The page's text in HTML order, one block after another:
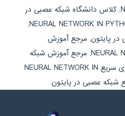
, کلاس دانشگاه شبکه عصبی در
,
پایتون, مرجع آموزش
NEURAL
, مرجع آموزش شبکه
یادگیری سریع NEURAL NETWORK IN
شبکه عصبی در پایتون